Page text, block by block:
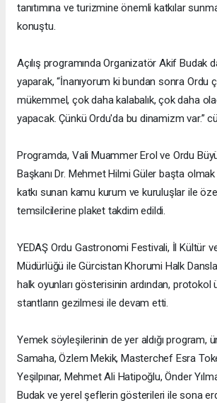
tanıtımına ve turizmine önemli katkılar
konuştu.
Açılış programında Organizatör Akif Budak
yaparak, “İnanıyorum ki bundan sonra Ordu
mükemmel, çok daha kalabalık, çok daha
yapacak. Çünkü Ordu'da bu dinamizm var.”
Programda, Vali Muammer Erol ve Ordu
Başkanı Dr. Mehmet Hilmi Güler başta
katkı sunan kamu kurum ve kuruluşlar ile
temsilcilerine plaket takdim edildi.
YEDAŞ Ordu Gastronomi Festivali, İl Kültür
Müdürlüğü ile Gürcistan Khorumi Halk
halk oyunları gösterisinin ardından, protokol
stantların gezilmesi ile devam etti.
Yemek söyleşilerinin de yer aldığı program,
Samaha, Özlem Mekik, Masterchef Esra
Yeşilpınar, Mehmet Ali Hatipoğlu, Önder
Budak ve yerel şeflerin gösterileri ile sona